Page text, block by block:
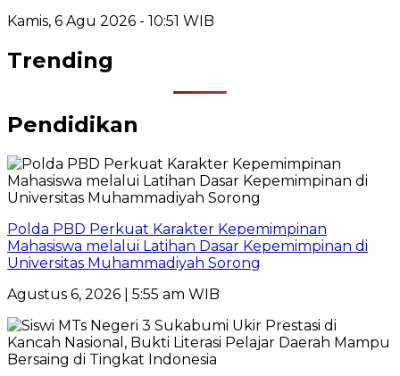
Kamis, 6 Agu 2026 - 10:51 WIB
Trending
Pendidikan
Polda PBD Perkuat Karakter Kepemimpinan
Mahasiswa melalui Latihan Dasar Kepemimpinan di
Universitas Muhammadiyah Sorong
Agustus 6, 2026 | 5:55 am WIB